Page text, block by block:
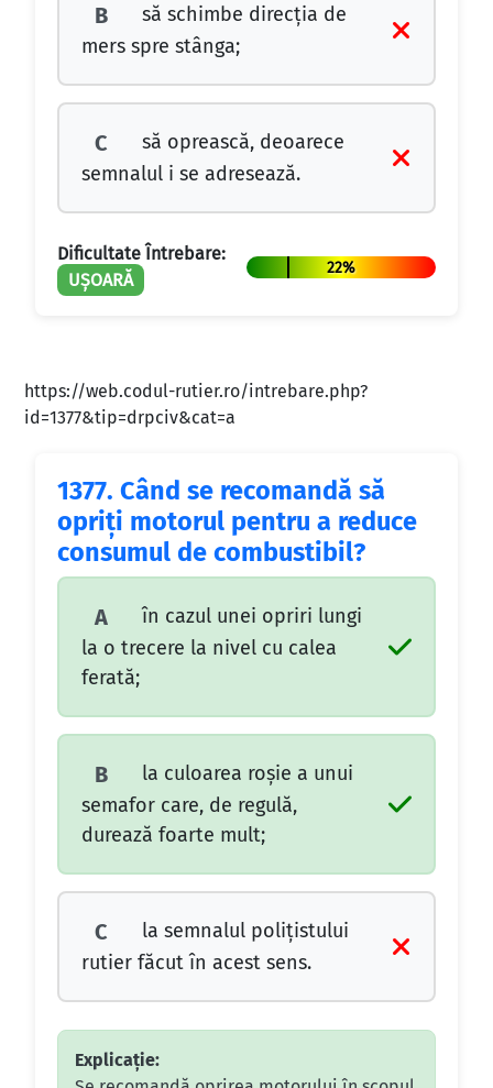
B
să schimbe direcţia de
mers spre stânga;
C
să oprească, deoarece
semnalul i se adresează.
Dificultate Întrebare:
UȘOARĂ
22%
https://web.codul-rutier.ro/intrebare.php?
id=1377&tip=drpciv&cat=a
1377. Când se recomandă să
opriţi motorul pentru a reduce
consumul de combustibil?
A
în cazul unei opriri lungi
la o trecere la nivel cu calea
ferată;
B
la culoarea roşie a unui
semafor care, de regulă,
durează foarte mult;
C
la semnalul poliţistului
rutier făcut în acest sens.
Explicație: